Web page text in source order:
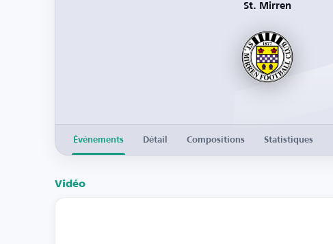
St. Mirren
Événements Détail Compositions Statistiques
Vidéo